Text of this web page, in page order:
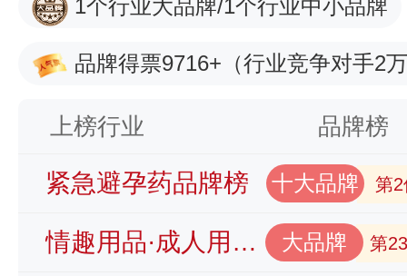
1个行业大品牌/1个行业中小品牌
品牌得票9716+ （行业竞争对手2
上榜行业 品牌榜
紧急避孕药品牌榜 十大品牌 第2
情趣用品·成人用品品牌榜 大品牌 第